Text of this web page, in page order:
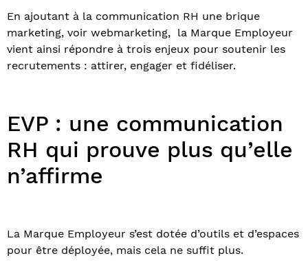
En ajoutant à la communication RH une brique
marketing, voir webmarketing, la Marque Employeur
vient ainsi répondre à trois enjeux pour soutenir les
recrutements : attirer, engager et fidéliser.
EVP : une communication
RH qui prouve plus qu’elle
n’affirme
La Marque Employeur s’est dotée d’outils et d’espaces
pour être déployée, mais cela ne suffit plus.